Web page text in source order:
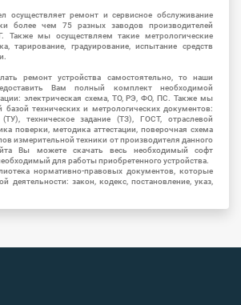
осуществляет ремонт и сервисное обслуживание
более чем 75 разных заводов производителей
мы осуществляем такие метрологические
тарирование, градуирование, испытание средств
ремонт устройства самостоятельно, то наши
Вам полный комплект необходимой
электрическая схема, ТО, РЭ, ФО, ПС. Также мы
базой технических и метрологических документов:
(ТУ), техническое задание (ТЗ), ГОСТ, отраслевой
поверки, методика аттестации, поверочная схема
измерительной техники от производителя данного
Вы можете скачать весь необходимый софт
для работы приобретенного устройства.
нормативно-правовых документов, которые
деятельности: закон, кодекс, постановление, указ,